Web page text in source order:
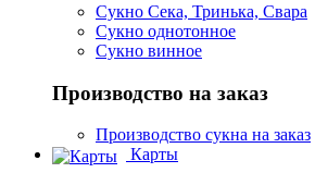
Сукно Сека, Тринька, Свара
Сукно однотонное
Сукно винное
Производство на заказ
Производство сукна на заказ
Карты